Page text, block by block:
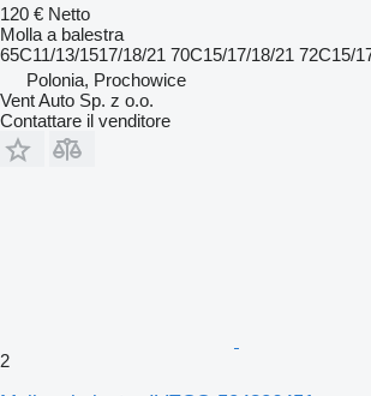
120 € Netto
Molla a balestra
65C11/13/1517/18/21 70C15/17/18/21 72C15/
Polonia, Prochowice
Vent Auto Sp. z o.o.
Contattare il venditore
2